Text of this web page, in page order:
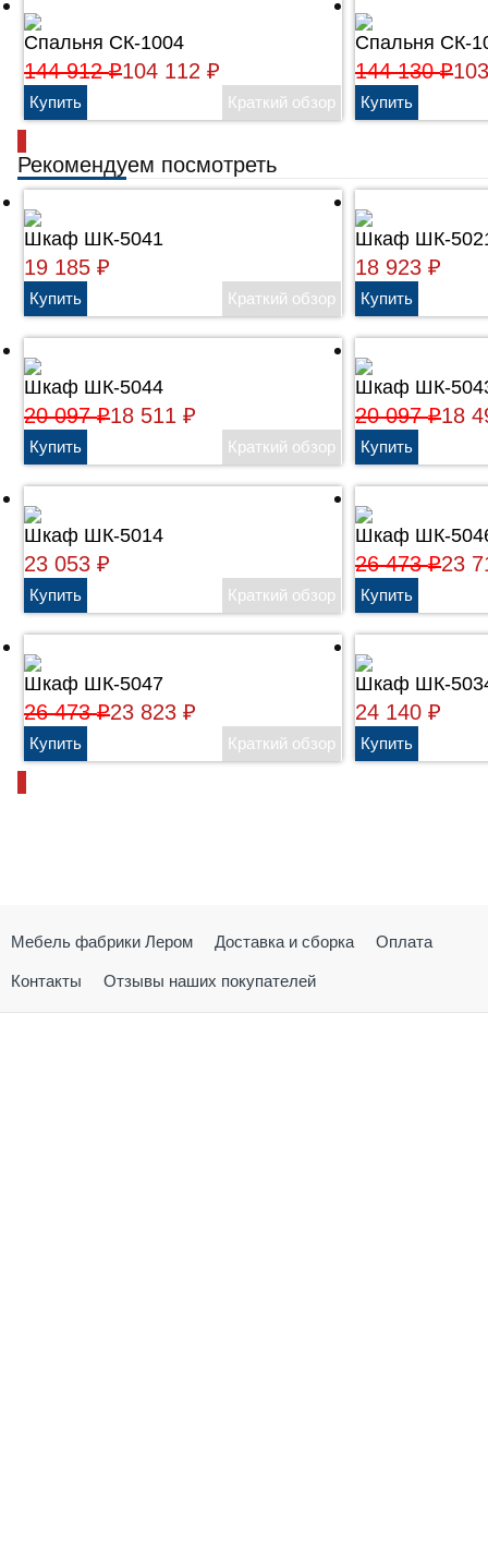
Спальня СК-1004
144 912₽104 112₽
Спальня СК-
144 130₽
Рекомендуем посмотреть
Шкаф ШК-5041
19 185₽
Шкаф ШК-
18 923₽
Шкаф ШК-5044
20 097₽18 511₽
Шкаф ШК-
20 097₽18
Шкаф ШК-5014
23 053₽
Шкаф ШК-
26 473₽23
Шкаф ШК-5047
26 473₽23 823₽
Шкаф ШК-
24 140₽
Мебель фабрики Лером Доставка и сборка Оплата
Контакты Отзывы наших покупателей